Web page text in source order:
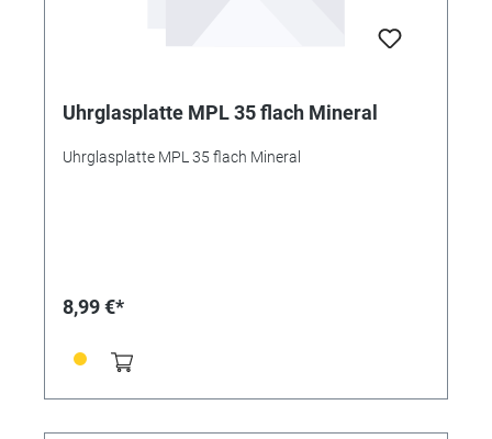
Uhrglasplatte MPL 35 flach Mineral
Uhrglasplatte MPL 35 flach Mineral
8,99 €*